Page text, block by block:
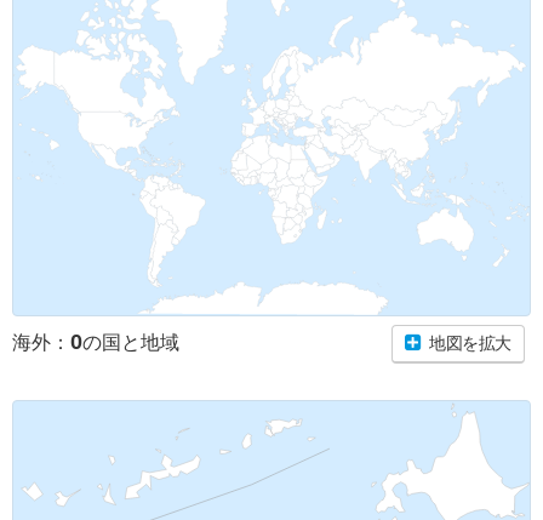
海外： 0の国と地域 地図を拡大